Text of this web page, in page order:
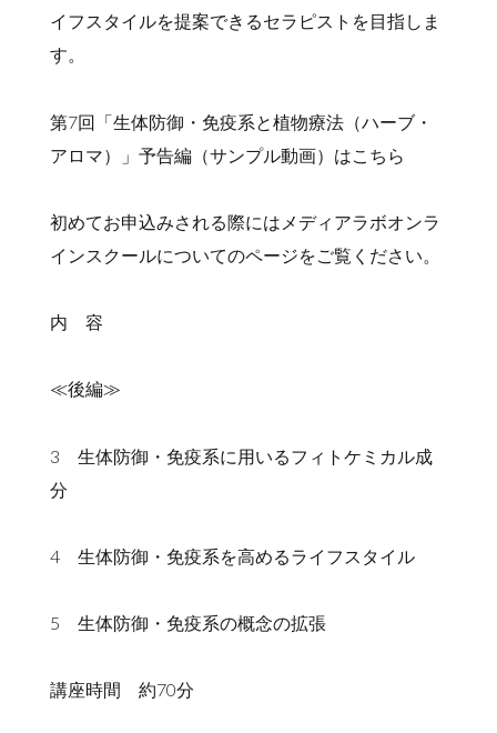
イフスタイルを提案できるセラピストを目指しま
す。
第7回「生体防御・免疫系と植物療法（ハーブ・
アロマ）」予告編（サンプル動画）はこちら
初めてお申込みされる際にはメディアラボオンラ
インスクールについてのページをご覧ください。
内 容
≪後編≫
3 生体防御・免疫系に用いるフィトケミカル成
分
4 生体防御・免疫系を高めるライフスタイル
5 生体防御・免疫系の概念の拡張
講座時間 約70分